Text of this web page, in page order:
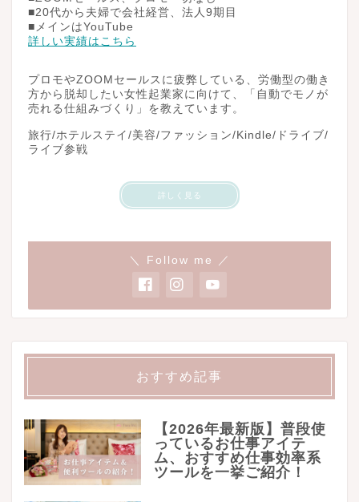
■20代から夫婦で会社経営、法人9期目
■メインはYouTube
詳しい実績はこちら
プロモやZOOMセールスに疲弊している、労働型の働き
方から脱却したい女性起業家に向けて、「自動でモノが
売れる仕組みづくり」を教えています。
旅行/ホテルステイ/美容/ファッション/Kindle/ドライブ/
ライブ参戦
詳しく見る
＼ Follow me ／
おすすめ記事
【2026年最新版】普段使
っているお仕事アイテ
ム、おすすめ仕事効率系
ツールを一挙ご紹介！